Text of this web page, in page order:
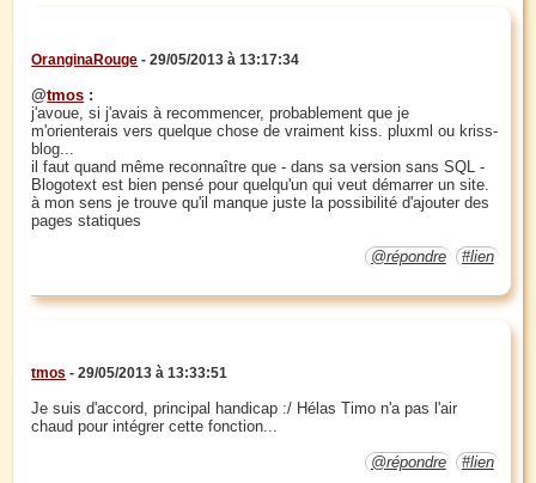
OranginaRouge - 29/05/2013 à 13:17:34
@tmos :
j'avoue, si j'avais à recommencer, probablement que je
m'orienterais vers quelque chose de vraiment kiss. pluxml ou kriss-
blog...
il faut quand même reconnaître que - dans sa version sans SQL -
Blogotext est bien pensé pour quelqu'un qui veut démarrer un site.
à mon sens je trouve qu'il manque juste la possibilité d'ajouter des
pages statiques
@répondre
#lien
tmos - 29/05/2013 à 13:33:51
Je suis d'accord, principal handicap :/ Hélas Timo n'a pas l'air
chaud pour intégrer cette fonction...
@répondre
#lien